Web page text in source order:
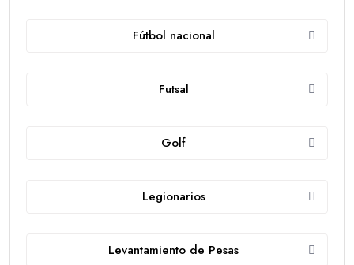
Fútbol nacional
Futsal
Golf
Legionarios
Levantamiento de Pesas